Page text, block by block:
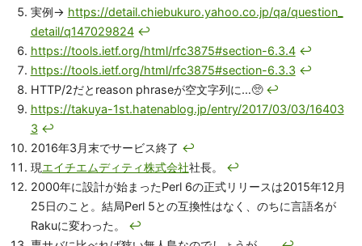
実例→ https://detail.chiebukuro.yahoo.co.jp/qa/question_
detail/q147029824 ↩
https://tools.ietf.org/html/rfc3875#section-6.3.4 ↩
https://tools.ietf.org/html/rfc3875#section-6.3.3 ↩
HTTP/2だとreason phraseが空文字列に…🥺 ↩
https://takuya-1st.hatenablog.jp/entry/2017/03/03/16403
3 ↩
2016年3月末でサービス終了 ↩
現エイチエムディティ株式会社社長。 ↩
2000年に設計が始まったPerl 6の正式リリースは2015年12月
25日のこと。結局Perl 5との互換性はなく、のちに言語名が
Rakuに変わった。 ↩